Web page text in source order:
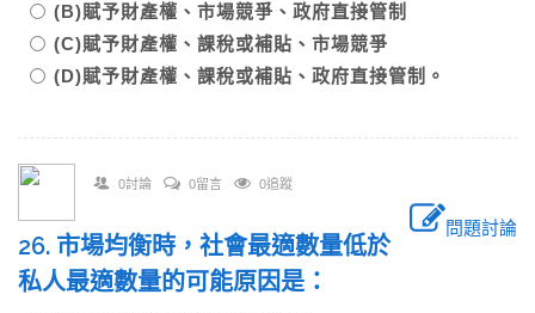
(B)賦予財產權、市場競爭、政府直接管制
(C)賦予財產權、課稅或補貼、市場競爭
(D)賦予財產權、課稅或補貼、政府直接管制。
0討論 0留言 0追蹤
問題討論
26. 市場均衡時，社會最適數量低於
私人最適數量的可能原因是：